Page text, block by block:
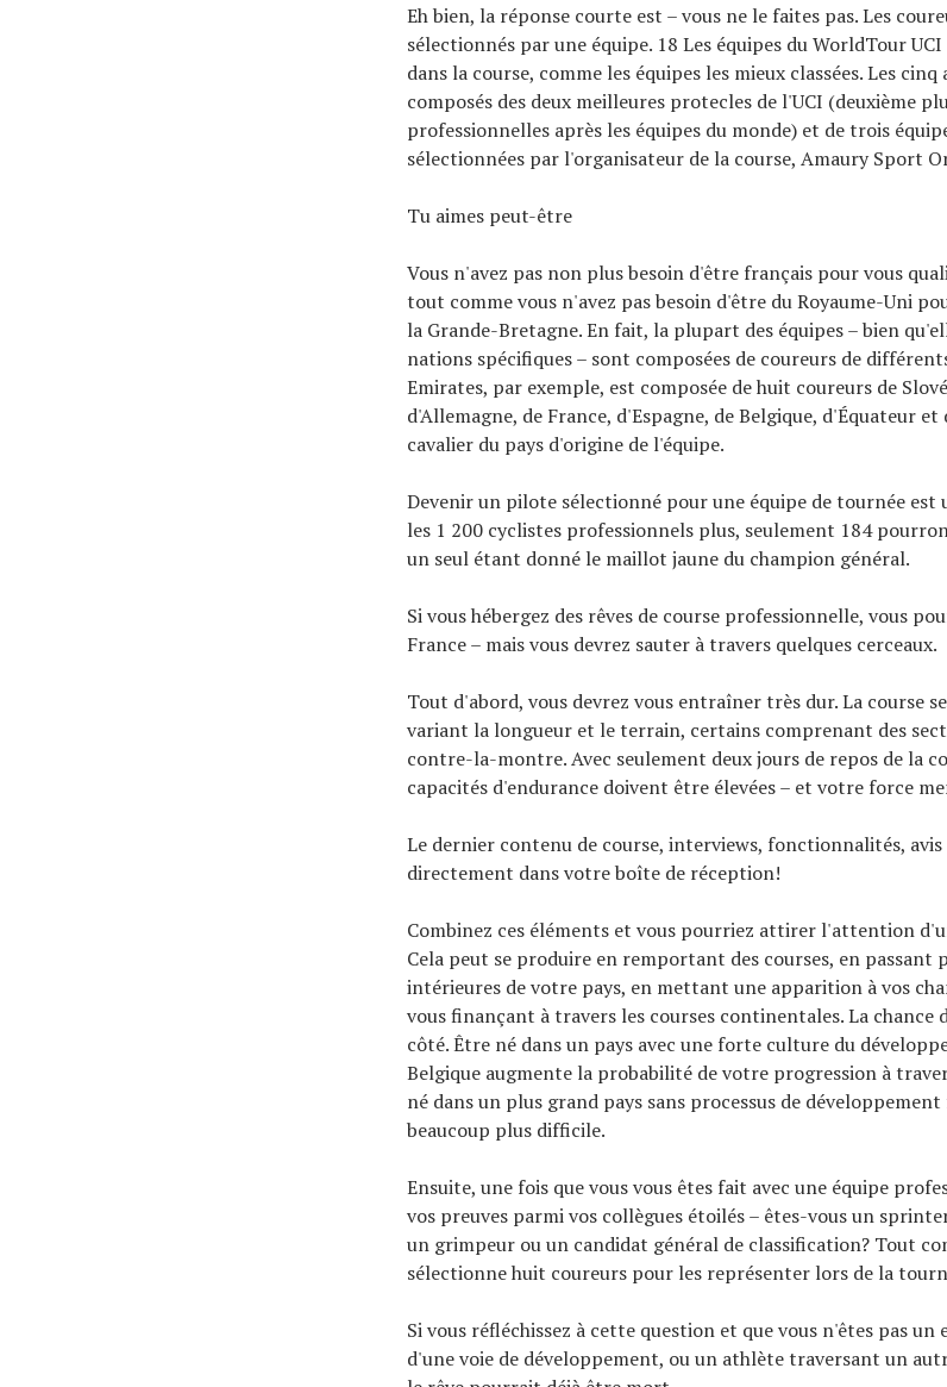
Eh bien, la réponse courte est – vous ne le faites pas. Les
sélectionnés par une équipe. 18 Les équipes du WorldTour
dans la course, comme les équipes les mieux classées. Les
composés des deux meilleures protecles de l'UCI (deuxième
professionnelles après les équipes du monde) et de trois
sélectionnées par l'organisateur de la course, Amaury Sport
Tu aimes peut-être
Vous n'avez pas non plus besoin d'être français pour vous
tout comme vous n'avez pas besoin d'être du Royaume-Uni
la Grande-Bretagne. En fait, la plupart des équipes – bien
nations spécifiques – sont composées de coureurs de
Emirates, par exemple, est composée de huit coureurs de
d'Allemagne, de France, d'Espagne, de Belgique, d'Équateur et
cavalier du pays d'origine de l'équipe.
Devenir un pilote sélectionné pour une équipe de tournée est
les 1 200 cyclistes professionnels plus, seulement 184
un seul étant donné le maillot jaune du champion général.
Si vous hébergez des rêves de course professionnelle, vous
France – mais vous devrez sauter à travers quelques cerceaux.
Tout d'abord, vous devrez vous entraîner très dur. La course
variant la longueur et le terrain, certains comprenant des
contre-la-montre. Avec seulement deux jours de repos de la
capacités d'endurance doivent être élevées – et votre force
Le dernier contenu de course, interviews, fonctionnalités,
directement dans votre boîte de réception!
Combinez ces éléments et vous pourriez attirer l'attention
Cela peut se produire en remportant des courses, en passant
intérieures de votre pays, en mettant une apparition à vos
vous finançant à travers les courses continentales. La
côté. Être né dans un pays avec une forte culture du
Belgique augmente la probabilité de votre progression à
né dans un plus grand pays sans processus de
beaucoup plus difficile.
Ensuite, une fois que vous vous êtes fait avec une équipe
vos preuves parmi vos collègues étoilés – êtes-vous un
un grimpeur ou un candidat général de classification? Tout
sélectionne huit coureurs pour les représenter lors de la
Si vous réfléchissez à cette question et que vous n'êtes pas un
d'une voie de développement, ou un athlète traversant un